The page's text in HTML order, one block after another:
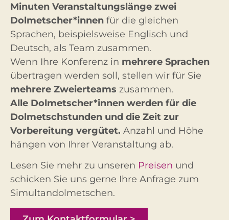
Minuten Veranstaltungslänge zwei
Dolmetscher*innen für die gleichen
Sprachen, beispielsweise Englisch und
Deutsch, als Team zusammen.
Wenn Ihre Konferenz in mehrere Sprachen
übertragen werden soll, stellen wir für Sie
mehrere Zweierteams zusammen.
Alle Dolmetscher*innen werden für die
Dolmetschstunden und die Zeit zur
Vorbereitung vergütet. Anzahl und Höhe
hängen von Ihrer Veranstaltung ab.
Lesen Sie mehr zu unseren Preisen und
schicken Sie uns gerne Ihre Anfrage zum
Simultandolmetschen.